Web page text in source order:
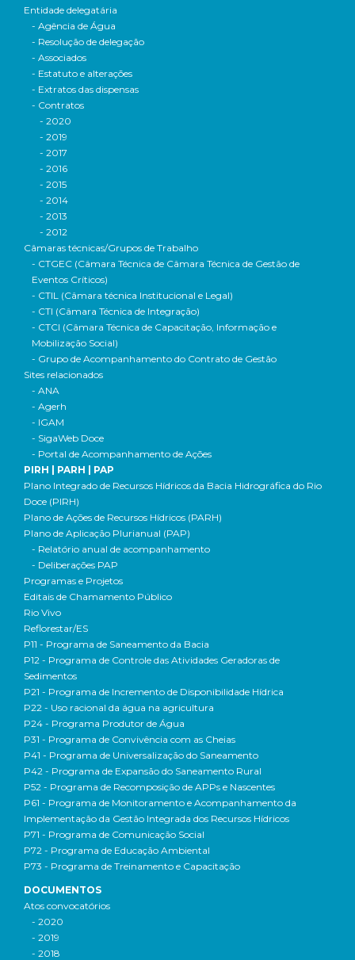
Entidade delegatária
- Agência de Água
- Resolução de delegação
- Associados
- Estatuto e alterações
- Extratos das dispensas
- Contratos
- 2020
- 2019
- 2017
- 2016
- 2015
- 2014
- 2013
- 2012
Câmaras técnicas/Grupos de Trabalho
- CTGEC (Câmara Técnica de Câmara Técnica de Gestão de
Eventos Críticos)
- CTIL (Câmara técnica Institucional e Legal)
- CTI (Câmara Técnica de Integração)
- CTCI (Câmara Técnica de Capacitação, Informação e
Mobilização Social)
- Grupo de Acompanhamento do Contrato de Gestão
Sites relacionados
- ANA
- Agerh
- IGAM
- SigaWeb Doce
- Portal de Acompanhamento de Ações
PIRH | PARH | PAP
Plano Integrado de Recursos Hídricos da Bacia Hidrográfica do Rio
Doce (PIRH)
Plano de Ações de Recursos Hídricos (PARH)
Plano de Aplicação Plurianual (PAP)
- Relatório anual de acompanhamento
- Deliberações PAP
Programas e Projetos
Editais de Chamamento Público
Rio Vivo
Reflorestar/ES
P11 - Programa de Saneamento da Bacia
P12 - Programa de Controle das Atividades Geradoras de
Sedimentos
P21 - Programa de Incremento de Disponibilidade Hídrica
P22 - Uso racional da água na agricultura
P24 - Programa Produtor de Água
P31 - Programa de Convivência com as Cheias
P41 - Programa de Universalização do Saneamento
P42 - Programa de Expansão do Saneamento Rural
P52 - Programa de Recomposição de APPs e Nascentes
P61 - Programa de Monitoramento e Acompanhamento da
Implementação da Gestão Integrada dos Recursos Hídricos
P71 - Programa de Comunicação Social
P72 - Programa de Educação Ambiental
P73 - Programa de Treinamento e Capacitação
DOCUMENTOS
Atos convocatórios
- 2020
- 2019
- 2018